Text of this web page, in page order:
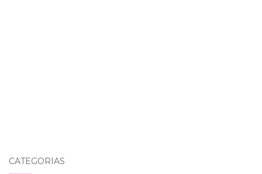
CATEGORÍAS